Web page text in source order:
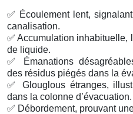
✅ Écoulement lent,
canalisation.
✅ Accumulation inhabituelle,
de liquide.
✅
Émanations
des résidus piégés dans la
✅
Glouglous étranges,
dans la colonne d’évacuation.
✅ Débordement, prouvant